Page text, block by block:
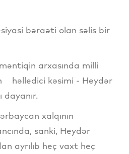
bəraəti olan səlis bir
arxasında milli
həlledici kəsimi - Heydər
xalqının
sanki, Heydər
ayrılıb heç vaxt heç